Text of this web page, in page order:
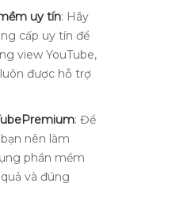
uy tín: Hãy
cấp uy tín để
view YouTube,
được hỗ trợ
: Để
nên làm
phần mềm
và đúng